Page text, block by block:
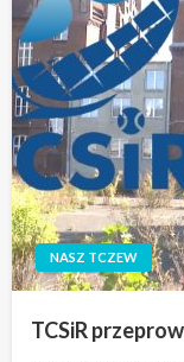
NASZ TCZEW
TCSiR